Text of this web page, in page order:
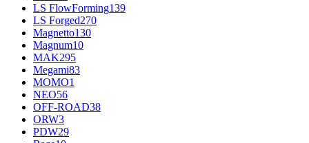
LS FlowForming139
LS Forged270
Magnetto130
Magnum10
MAK295
Megami83
MOMO1
NEO56
OFF-ROAD38
ORW3
PDW29